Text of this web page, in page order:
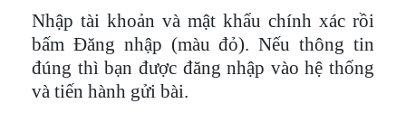
Nhập tài khoản và mật khẩu chính xác rồi
bấm Đăng nhập (màu đỏ). Nếu thông tin
đúng thì bạn được đăng nhập vào hệ thống
và tiến hành gửi bài.